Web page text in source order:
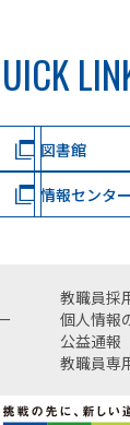
図書館
情報センター
教職員採
個人情報
公益通報
教職員専